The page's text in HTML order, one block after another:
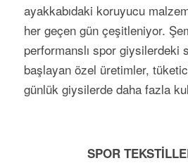
ayakkabıdaki ko­ruyucu
her geçen gün çeşitleniy­or.
performanslı spor giysiler­deki
başlay­an özel üretimler,
günlük giysilerde da­ha fa­zla
SPOR